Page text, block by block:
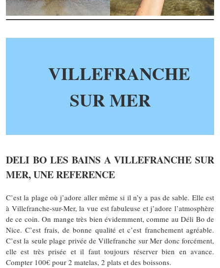
VILLEFRANCHE
SUR MER
DELI BO LES BAINS A VILLEFRANCHE SUR
MER, UNE REFERENCE
C’est la plage où j’adore aller même si il n’y a pas de sable. Elle est
à Villefranche-sur-Mer, la vue est fabuleuse et j’adore l’atmosphère
de ce coin. On mange très bien évidemment, comme au Déli Bo de
Nice. C’est frais, de bonne qualité et c’est franchement agréable.
C’est la seule plage privée de Villefranche sur Mer donc forcément,
elle est très prisée et il faut toujours réserver bien en avance.
Compter 100€ pour 2 matelas, 2 plats et des boissons.